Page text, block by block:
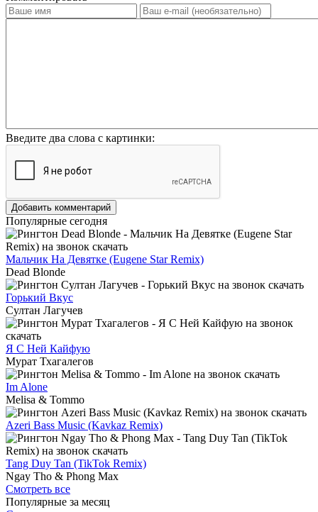
Введите два слова с картинки:
Добавить комментарий
Популярные сегодня
Мальчик На Девятке (Eugene Star Remix)
Dead Blonde
Горький Вкус
Султан Лагучев
Я С Ней Кайфую
Мурат Тхагалегов
Im Alone
Melisa & Tommo
Azeri Bass Music (Kavkaz Remix)
Tang Duy Tan (TikTok Remix)
Ngay Tho & Phong Max
Смотреть все
Популярные за месяц